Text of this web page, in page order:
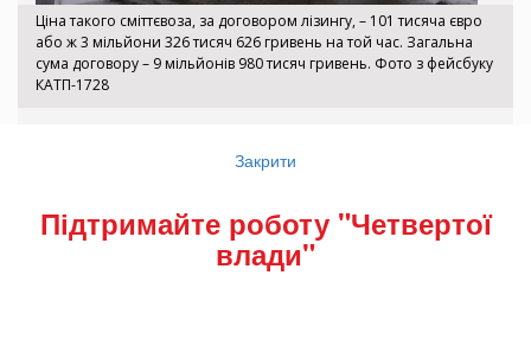
Ціна такого сміттєвоза, за договором лізингу, – 101 тисяча євро
або ж 3 мільйони 326 тисяч 626 гривень на той час. Загальна
сума договору – 9 мільйонів 980 тисяч гривень. Фото з фейсбуку
КАТП-1728
журналістам Суспільного розповів, що
внеску. На наш запит відповів, що щороку
сплачують за ці три сміттєвози майже 1 мільйон
Закрити
Підтримайте роботу "Четвертої
влади"